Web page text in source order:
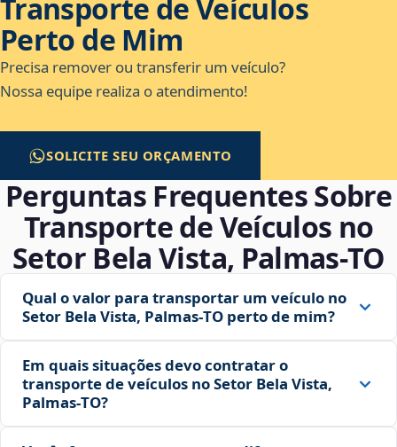
Transporte de Veículos
Perto de Mim
Precisa remover ou transferir um veículo?
Nossa equipe realiza o atendimento!
SOLICITE SEU ORÇAMENTO
Perguntas Frequentes Sobre
Transporte de Veículos no
Setor Bela Vista, Palmas‑TO
Qual o valor para transportar um veículo no
Setor Bela Vista, Palmas‑TO perto de mim?
Em quais situações devo contratar o
transporte de veículos no Setor Bela Vista,
Palmas‑TO?